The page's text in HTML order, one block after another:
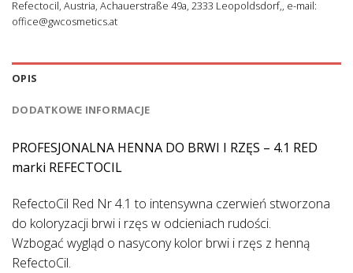
Refectocil, Austria, Achauerstraße 49a, 2333 Leopoldsdorf,, e-mail:
office@gwcosmetics.at
OPIS
DODATKOWE INFORMACJE
PROFESJONALNA HENNA DO BRWI I RZĘS – 4.1 RED
marki REFECTOCIL
RefectoCil Red Nr 4.1 to intensywna czerwień stworzona
do koloryzacji brwi i rzęs w odcieniach rudości.
Wzbogać wygląd o nasycony kolor brwi i rzęs z henną
RefectoCil.